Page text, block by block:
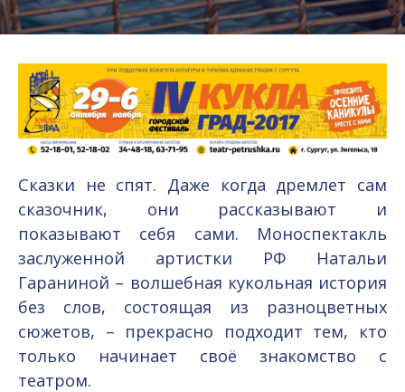
Сказки не спят. Даже когда дремлет сам
сказочник, они рассказывают и
показывают себя сами. Моноспектакль
заслуженной артистки РФ Натальи
Гараниной – волшебная кукольная история
без слов, состоящая из разноцветных
сюжетов, – прекрасно подходит тем, кто
только начинает своё знакомство с
театром.